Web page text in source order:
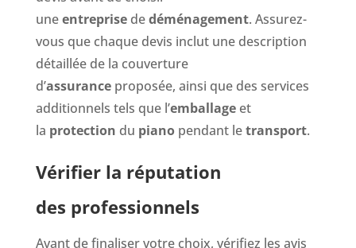
uneentreprisededéménagement. Assurez-
vous que chaque devis inclut une description
détaillée de la couverture
d’assuranceproposée, ainsi que des services
additionnels tels que l’emballageet
la protection du pianopendant letransport.
Vérifier la réputation
des professionnels
Avant de finaliser votre choix, vérifiez les avis